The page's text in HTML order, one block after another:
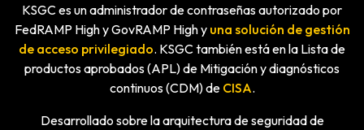
KSGC es un administrador de contraseñas autorizado por
FedRAMP High y GovRAMP High y una solución de gestión
de acceso privilegiado. KSGC también está en la Lista de
productos aprobados (APL) de Mitigación y diagnósticos
continuos (CDM) de CISA.
Desarrollado sobre la arquitectura de seguridad de